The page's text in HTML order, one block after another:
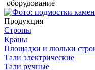
Продукция
Стропы
Краны
Площадки и люльки
Тали электрические
Тали ручные